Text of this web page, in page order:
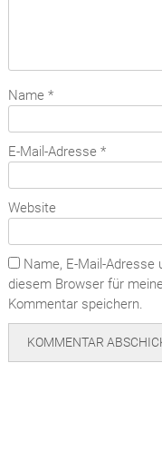
Name *
E-Mail-Adresse *
Website
Name, E-Mail-Adresse
diesem Browser für
Kommentar speichern.